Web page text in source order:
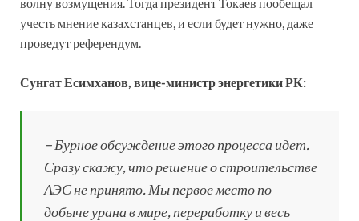
учесть мнение казахстанцев, и если будет нужно, даже
проведут референдум.
Сунгат Есимханов, вице-министр энергетики РК:
– Бурное обсуждение этого процесса идет.
Сразу скажу, что решение о строительстве
АЭС не принято. Мы первое место по
добыче урана в мире, переработку и весь